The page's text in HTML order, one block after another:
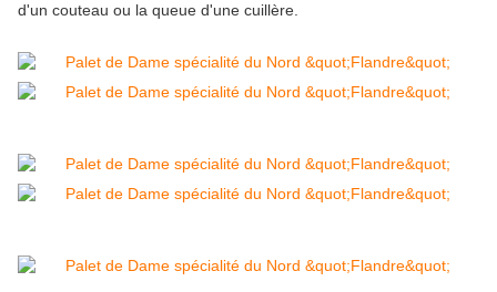
d'un couteau ou la queue d'une cuillère.